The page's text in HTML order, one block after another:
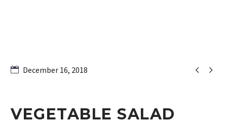
 
December 16, 2018
VEGETABLE SALAD